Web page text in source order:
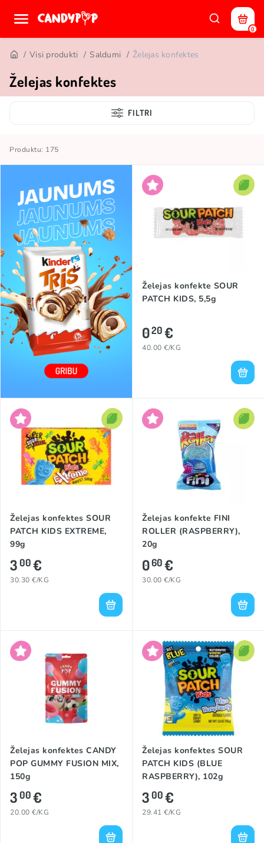
0
Visi produkti Saldumi Želejas konfektes
Želejas konfektes
FILTRI
Produktu: 175
Želejas konfekte SOUR
PATCH KIDS, 5,5g
020€
40.00 €/KG
Želejas konfektes SOUR
PATCH KIDS EXTREME,
99g
300€
30.30 €/KG
Želejas konfekte FINI
ROLLER (RASPBERRY),
20g
060€
30.00 €/KG
Želejas konfektes CANDY
POP GUMMY FUSION MIX,
150g
300€
20.00 €/KG
Želejas konfektes SOUR
PATCH KIDS (BLUE
RASPBERRY), 102g
300€
29.41 €/KG